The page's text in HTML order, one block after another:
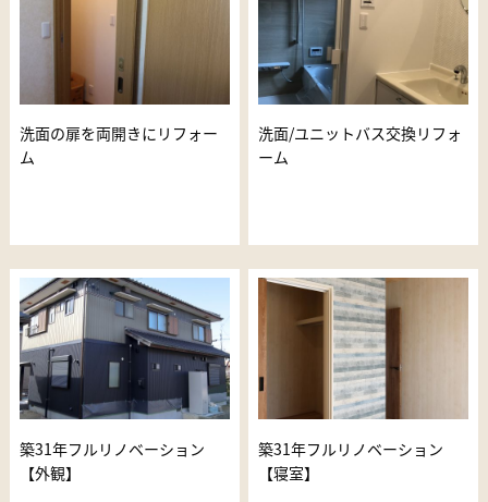
洗面の扉を両開きにリフォー
ム
洗面/ユニットバス交換リフォ
ーム
築31年フルリノベーション
【外観】
築31年フルリノベーション
【寝室】